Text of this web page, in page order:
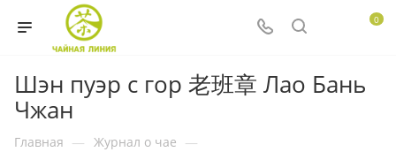
0
Шэн пуэр с гор 老班章 Лао Бань
Чжан
Главная — Журнал о чае —